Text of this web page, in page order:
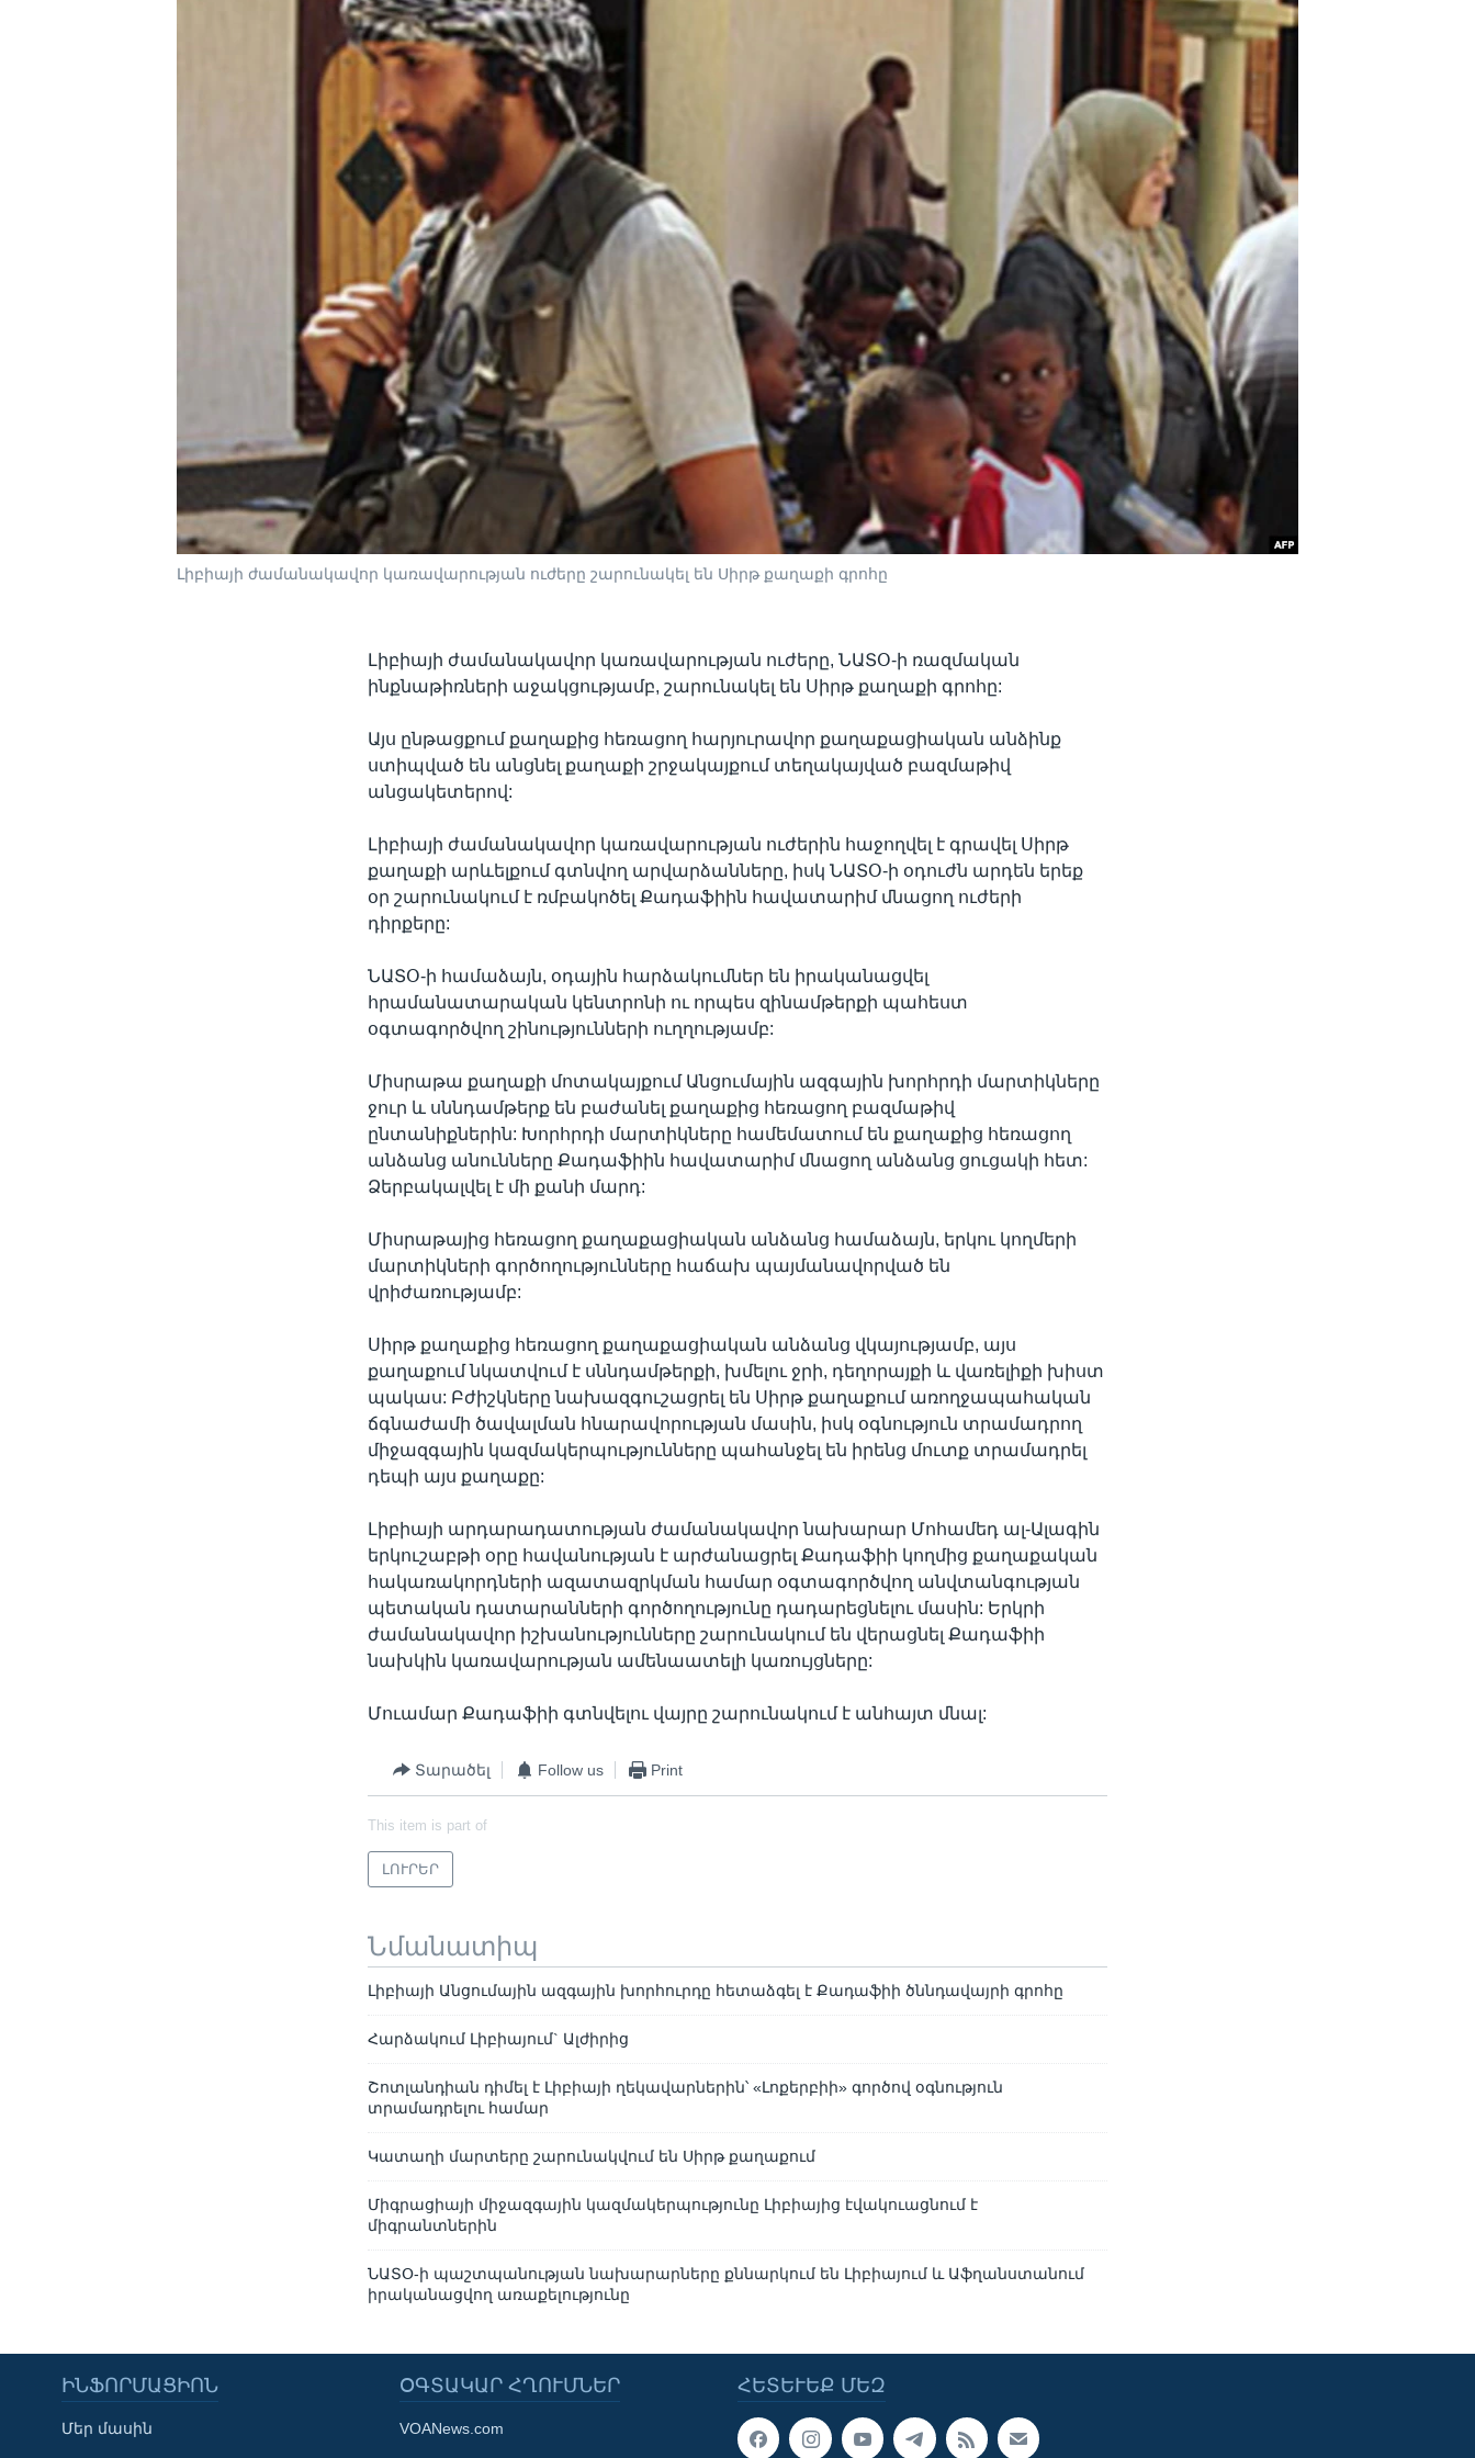
Լիբիայի ժամանակավոր կառավարության ուժերը շարունակել են Սիրթ քաղաքի գրոհը
Լիբիայի ժամանակավոր կառավարության ուժերը, ՆԱՏՕ-ի ռազմական
ինքնաթիռների աջակցությամբ, շարունակել են Սիրթ քաղաքի գրոհը:
Այս ընթացքում քաղաքից հեռացող հարյուրավոր քաղաքացիական անձինք
ստիպված են անցնել քաղաքի շրջակայքում տեղակայված բազմաթիվ
անցակետերով:
Լիբիայի ժամանակավոր կառավարության ուժերին հաջողվել է գրավել Սիրթ
քաղաքի արևելքում գտնվող արվարձանները, իսկ ՆԱՏՕ-ի օդուժն արդեն երեք
օր շարունակում է ռմբակոծել Քադաֆիին հավատարիմ մնացող ուժերի
դիրքերը:
ՆԱՏՕ-ի համաձայն, օդային հարձակումներ են իրականացվել
հրամանատարական կենտրոնի ու որպես զինամթերքի պահեստ
օգտագործվող շինությունների ուղղությամբ:
Միսրաթա քաղաքի մոտակայքում Անցումային ազգային խորհրդի մարտիկները
ջուր և սննդամթերք են բաժանել քաղաքից հեռացող բազմաթիվ
ընտանիքներին: Խորհրդի մարտիկները համեմատում են քաղաքից հեռացող
անձանց անունները Քադաֆիին հավատարիմ մնացող անձանց ցուցակի հետ:
Ձերբակալվել է մի քանի մարդ:
Միսրաթայից հեռացող քաղաքացիական անձանց համաձայն, երկու կողմերի
մարտիկների գործողությունները հաճախ պայմանավորված են
վրիժառությամբ:
Սիրթ քաղաքից հեռացող քաղաքացիական անձանց վկայությամբ, այս
քաղաքում նկատվում է սննդամթերքի, խմելու ջրի, դեղորայքի և վառելիքի խիստ
պակաս: Բժիշկները նախազգուշացրել են Սիրթ քաղաքում առողջապահական
ճգնաժամի ծավալման հնարավորության մասին, իսկ օգնություն տրամադրող
միջազգային կազմակերպությունները պահանջել են իրենց մուտք տրամադրել
դեպի այս քաղաքը:
Լիբիայի արդարադատության ժամանակավոր նախարար Մոհամեդ ալ-Ալագին
երկուշաբթի օրը հավանության է արժանացրել Քադաֆիի կողմից քաղաքական
հակառակորդների ազատազրկման համար օգտագործվող անվտանգության
պետական դատարանների գործողությունը դադարեցնելու մասին: Երկրի
ժամանակավոր իշխանությունները շարունակում են վերացնել Քադաֆիի
նախկին կառավարության ամենաատելի կառույցները:
Մուամար Քադաֆիի գտնվելու վայրը շարունակում է անհայտ մնալ:
Տարածել Follow us Print
This item is part of
ԼՈՒՐԵՐ
Նմանատիպ
Լիբիայի Անցումային ազգային խորհուրդը հետաձգել է Քադաֆիի ծննդավայրի գրոհը
Հարձակում Լիբիայում` Ալժիրից
Շոտլանդիան դիմել է Լիբիայի ղեկավարներին՝ «Լոքերբիի» գործով օգնություն
տրամադրելու համար
Կատաղի մարտերը շարունակվում են Սիրթ քաղաքում
Միգրացիայի միջազգային կազմակերպությունը Լիբիայից էվակուացնում է
միգրանտներին
ՆԱՏՕ-ի պաշտպանության նախարարները քննարկում են Լիբիայում և Աֆղանստանում
իրականացվող առաքելությունը
ՀԵՏԵՒԵՔ ՄԵԶ
ԻՆՖՈՐՄԱՑԻՈՆ
Մեր մասին
ՕԳՏԱԿԱՐ ՀՂՈՒՄՆԵՐ
VOANews.com